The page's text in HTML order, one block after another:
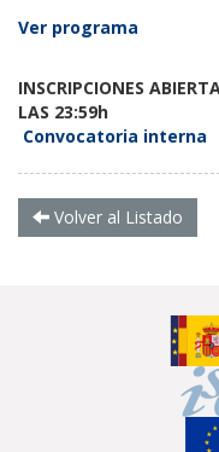
Ver programa
INSCRIPCIONES
LAS 23:59h
Convocatoria interna
Volver al Listado